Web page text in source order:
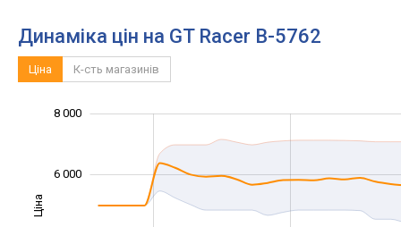
Динаміка цін на GT Racer B-5762
Ціна К-сть магазинів
Ціна
6 000
8 000